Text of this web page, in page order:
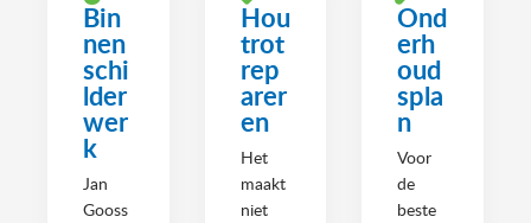
Bin
nen
schi
lder
wer
k
Jan
Gooss
Hou
trot
rep
arer
en
Het
maakt
niet
Ond
erh
oud
spla
n
Voor
de
beste